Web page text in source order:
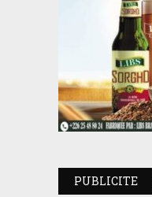
PUBLICITE